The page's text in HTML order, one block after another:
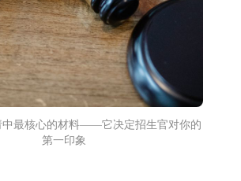
中最核心的材料——它决定招生官对你的
第一印象